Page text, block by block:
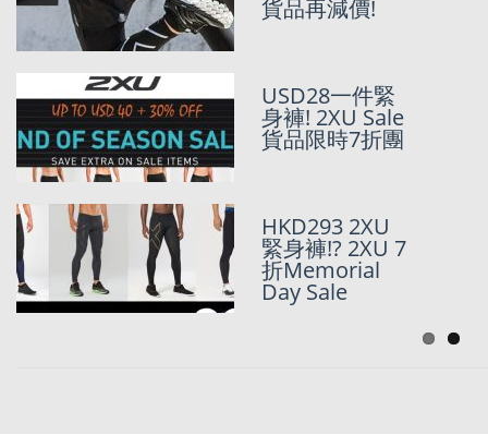
Sale
USD24一件
2XU緊身褲!?
美國官網真正
既Sale 6折優惠
USD 60 正價緊
身褲 | 2XU 即
日6折Flash
Sale
貨品再減價!
USD28一件緊
身褲! 2XU Sale
貨品限時7折團
HKD293 2XU
緊身褲!? 2XU 7
折Memorial
Day Sale